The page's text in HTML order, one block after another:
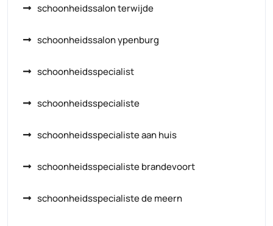
schoonheidssalon terwijde
schoonheidssalon ypenburg
schoonheidsspecialist
schoonheidsspecialiste
schoonheidsspecialiste aan huis
schoonheidsspecialiste brandevoort
schoonheidsspecialiste de meern